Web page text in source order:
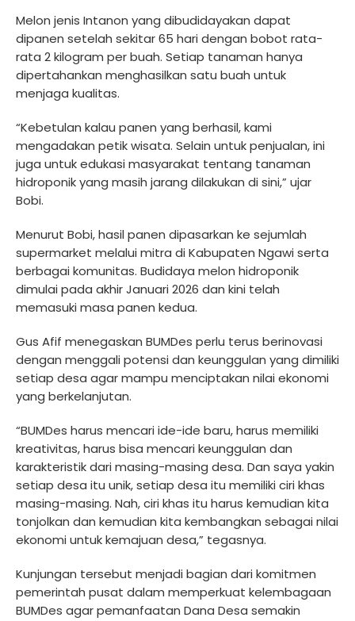
Melon jenis Intanon yang dibudidayakan dapat
dipanen setelah sekitar 65 hari dengan bobot rata-
rata 2 kilogram per buah. Setiap tanaman hanya
dipertahankan menghasilkan satu buah untuk
menjaga kualitas.
“Kebetulan kalau panen yang berhasil, kami
mengadakan petik wisata. Selain untuk penjualan, ini
juga untuk edukasi masyarakat tentang tanaman
hidroponik yang masih jarang dilakukan di sini,” ujar
Bobi.
Menurut Bobi, hasil panen dipasarkan ke sejumlah
supermarket melalui mitra di Kabupaten Ngawi serta
berbagai komunitas. Budidaya melon hidroponik
dimulai pada akhir Januari 2026 dan kini telah
memasuki masa panen kedua.
Gus Afif menegaskan BUMDes perlu terus berinovasi
dengan menggali potensi dan keunggulan yang dimiliki
setiap desa agar mampu menciptakan nilai ekonomi
yang berkelanjutan.
“BUMDes harus mencari ide-ide baru, harus memiliki
kreativitas, harus bisa mencari keunggulan dan
karakteristik dari masing-masing desa. Dan saya yakin
setiap desa itu unik, setiap desa itu memiliki ciri khas
masing-masing. Nah, ciri khas itu harus kemudian kita
tonjolkan dan kemudian kita kembangkan sebagai nilai
ekonomi untuk kemajuan desa,” tegasnya.
Kunjungan tersebut menjadi bagian dari komitmen
pemerintah pusat dalam memperkuat kelembagaan
BUMDes agar pemanfaatan Dana Desa semakin